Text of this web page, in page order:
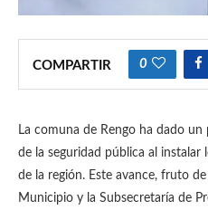
COMPARTIR 0
La comuna de Rengo ha dado
de la seguridad pública al instalar
de la región. Este avance, fruto
Municipio y la Subsecretaría de